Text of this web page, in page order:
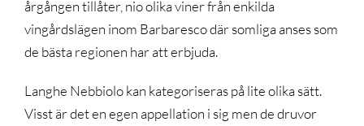
årgången tillåter, nio olika viner från enkilda
vingårdslägen inom Barbaresco där somliga anses som
de bästa regionen har att erbjuda.
Langhe Nebbiolo kan kategoriseras på lite olika sätt.
Visst är det en egen appellation i sig men de druvor